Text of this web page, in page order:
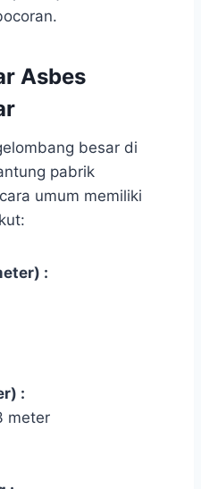
Asbes
besar di
pabrik
umum memiliki
:
:
meter